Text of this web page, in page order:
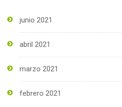
junio 2021
abril 2021
marzo 2021
febrero 2021